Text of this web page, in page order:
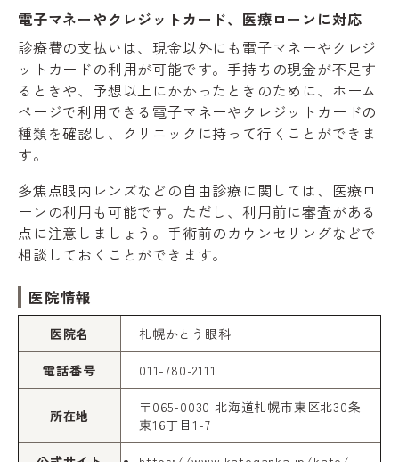
電子マネーやクレジットカード、医療ローンに対応
診療費の支払いは、現金以外にも電子マネーやクレジ
ットカードの利用が可能です。手持ちの現金が不足す
るときや、予想以上にかかったときのために、ホーム
ページで利用できる電子マネーやクレジットカードの
種類を確認し、クリニックに持って行くことができま
す。
多焦点眼内レンズなどの自由診療に関しては、医療ロ
ーンの利用も可能です。ただし、利用前に審査がある
点に注意しましょう。手術前のカウンセリングなどで
相談しておくことができます。
医院情報
医院名 札幌かとう眼科
電話番号 011-780-2111
所在地
〒065-0030 北海道札幌市東区北30条
東16丁目1-7